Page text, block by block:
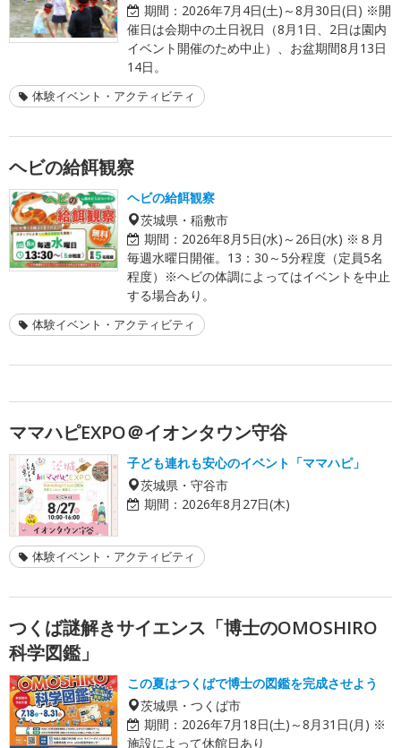
期間： 2026年7月4日(土)～8月30日(日) ※開
催日は会期中の土日祝日（8月1日、2日は園内
イベント開催のため中止）、お盆期間8月13日
14日。
体験イベント・アクティビティ
ヘビの給餌観察
ヘビの給餌観察
茨城県・稲敷市
期間： 2026年8月5日(水)～26日(水) ※８月
毎週水曜日開催。13：30～5分程度（定員5名
程度）※ヘビの体調によってはイベントを中止
する場合あり。
体験イベント・アクティビティ
ママハピEXPO＠イオンタウン守谷
子ども連れも安心のイベント「ママハピ」
茨城県・守谷市
期間： 2026年8月27日(木)
体験イベント・アクティビティ
つくば謎解きサイエンス「博士のOMOSHIRO
科学図鑑」
この夏はつくばで博士の図鑑を完成させよう
茨城県・つくば市
期間： 2026年7月18日(土)～8月31日(月) ※
施設によって休館日あり